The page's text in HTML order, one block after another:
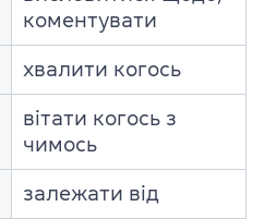
коментувати
хвалити когось
вітати когось з
чимось
залежати від